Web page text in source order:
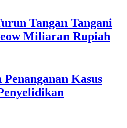
Tangan Tangani
Miliaran Rupiah
Kasus